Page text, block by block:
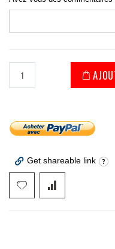
Get shareable link